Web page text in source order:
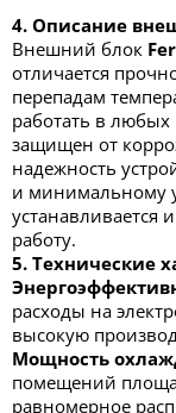
4. Описание
Внешний блок
отличается
перепадам
работать в любых
защищен от
надежность
и минимальному
устанавливается
работу.
5. Технические
расходы на
высокую
Мощность
помещений
равномерное